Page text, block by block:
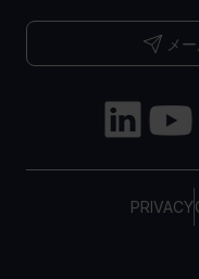
PRIVACY
メ